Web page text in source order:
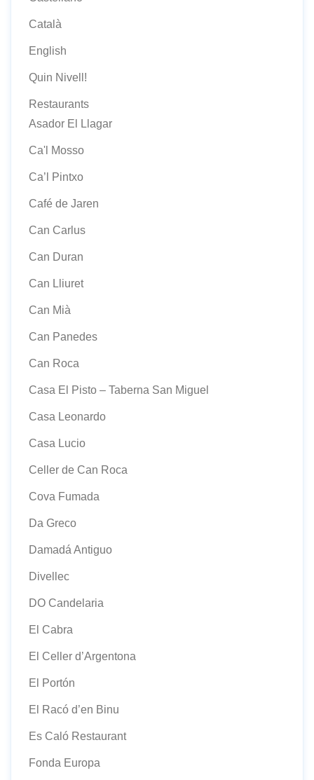
Català
English
Quin Nivell!
Restaurants
Asador El Llagar
Ca'l Mosso
Ca’l Pintxo
Café de Jaren
Can Carlus
Can Duran
Can Lliuret
Can Mià
Can Panedes
Can Roca
Casa El Pisto – Taberna San Miguel
Casa Leonardo
Casa Lucio
Celler de Can Roca
Cova Fumada
Da Greco
Damadá Antiguo
Divellec
DO Candelaria
El Cabra
El Celler d’Argentona
El Portón
El Racó d’en Binu
Es Caló Restaurant
Fonda Europa